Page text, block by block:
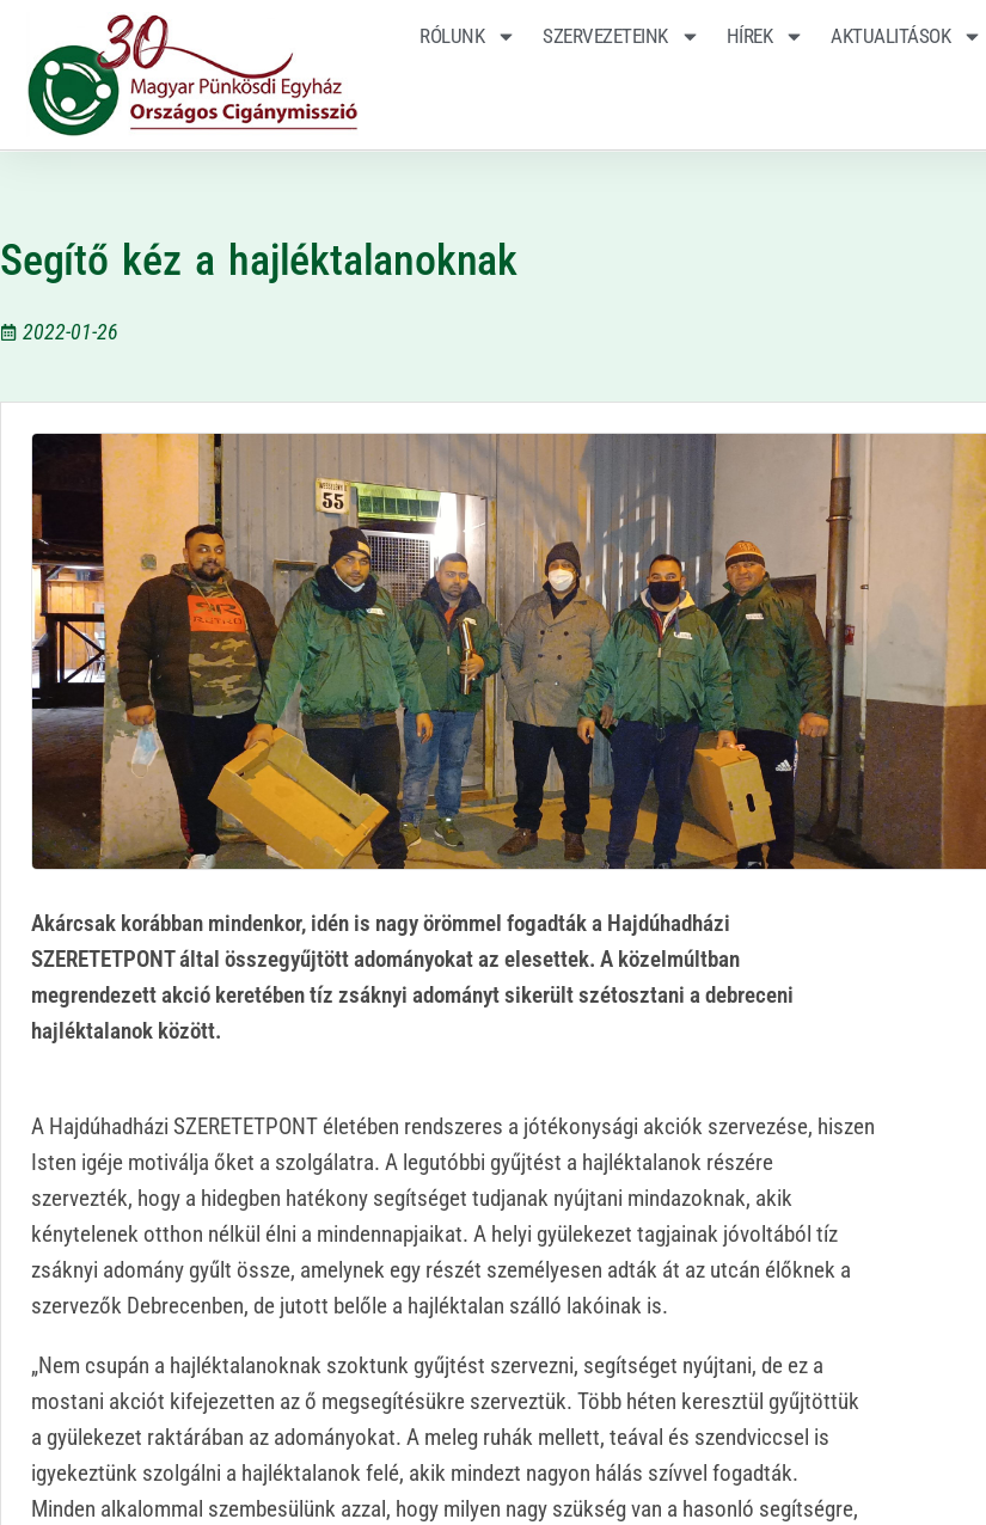
RÓLUNK SZERVEZETEINK HÍREK AKTUALITÁSOK
Segítő kéz a hajléktalanoknak
2022-01-26
Akárcsak korábban mindenkor, idén is nagy örömmel fogadták a Hajdúhadházi
SZERETETPONT által összegyűjtött adományokat az elesettek. A közelmúltban
megrendezett akció keretében tíz zsáknyi adományt sikerült szétosztani a debreceni
hajléktalanok között.
A Hajdúhadházi SZERETETPONT életében rendszeres a jótékonysági akciók szervezése, hiszen
Isten igéje motiválja őket a szolgálatra. A legutóbbi gyűjtést a hajléktalanok részére
szervezték, hogy a hidegben hatékony segítséget tudjanak nyújtani mindazoknak, akik
kénytelenek otthon nélkül élni a mindennapjaikat. A helyi gyülekezet tagjainak jóvoltából tíz
zsáknyi adomány gyűlt össze, amelynek egy részét személyesen adták át az utcán élőknek a
szervezők Debrecenben, de jutott belőle a hajléktalan szálló lakóinak is.
„Nem csupán a hajléktalanoknak szoktunk gyűjtést szervezni, segítséget nyújtani, de ez a
mostani akciót kifejezetten az ő megsegítésükre szerveztük. Több héten keresztül gyűjtöttük
a gyülekezet raktárában az adományokat. A meleg ruhák mellett, teával és szendviccsel is
igyekeztünk szolgálni a hajléktalanok felé, akik mindezt nagyon hálás szívvel fogadták.
Minden alkalommal szembesülünk azzal, hogy milyen nagy szükség van a hasonló segítségre,